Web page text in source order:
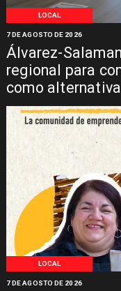
LOCAL
Álvarez-
regional para
como
7 DE AGOSTO DE 2026
LOCAL
7 DE AGOSTO DE 2026